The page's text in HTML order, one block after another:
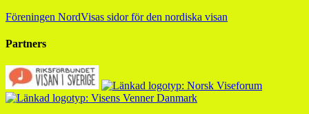
Föreningen NordVisas sidor för den nordiska visan
Partners